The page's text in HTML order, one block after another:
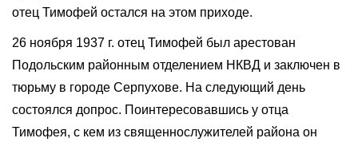
отец Тимофей остался на этом приходе.
26 ноября 1937 г. отец Тимофей был арестован
Подольским районным отделением НКВД и заключен в
тюрьму в городе Серпухове. На следующий день
состоялся допрос. Поинтересовавшись у отца
Тимофея, с кем из священнослужителей района он